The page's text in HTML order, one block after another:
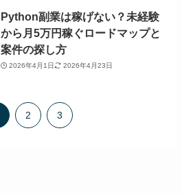
Python副業は稼げない？未経験
から月5万円稼ぐロードマップと
案件の探し方
2026年4月1日 2026年4月23日
2 3